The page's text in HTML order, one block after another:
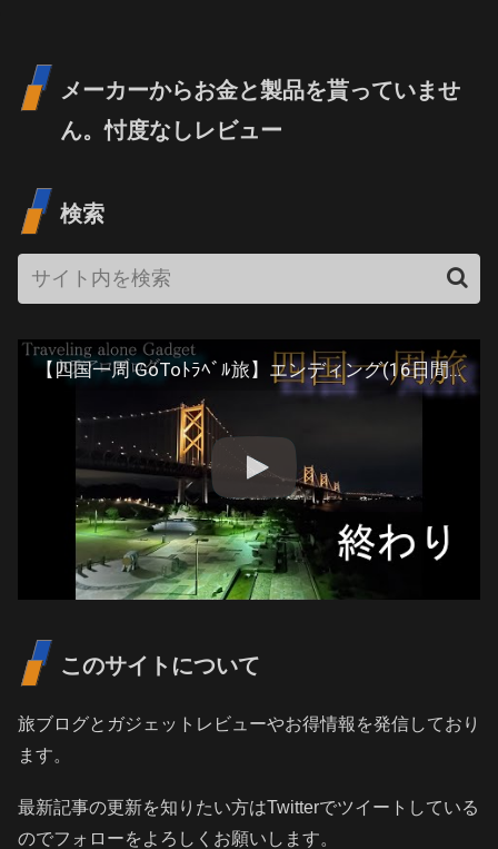
メーカーからお金と製品を貰っていませ
ん。忖度なしレビュー
検索
【四国一周 GoToﾄﾗﾍﾞﾙ旅】エンディング(16日間の旅)#131 Japan Tavel
このサイトについて
旅ブログとガジェットレビューやお得情報を発信しており
ます。
最新記事の更新を知りたい方はTwitterでツイートしている
のでフォローをよろしくお願いします。